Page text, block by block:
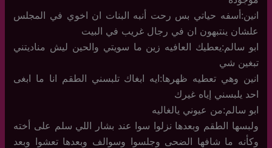
انين:أسفه حياتي بس رحت أنبه البنات ان اخوي في المجلس
علشان ينتبهون ان في رجال غريب في البيت
ابو سالم:يعطيك العافيه زين ما سويتي والحين ليش مناديتني
تبغين شي
انين وهي تعطيه ظهرها:ايه ابغاك تلبسني الطقم انا ما ابغى
احد يلبسني إياه غيرك
ابو سالم:من عيوني يالغاليه
ولبسها الطقم وبعدها نزلوا سوا عند بشار اللي سلم على أخته
وكأنه ما شافها الضحى وجلسوا وسوالف وبعدها تعشوا وبعد